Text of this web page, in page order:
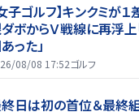
子ゴルフ】キンクミ
ボからＶ戦線に再浮上
った」
08/08 17:52ゴルフ
日は初の首位＆最終